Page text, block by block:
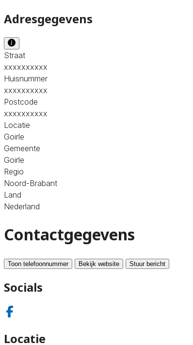
Adresgegevens
Straat
xxxxxxxxxx
Huisnummer
xxxxxxxxxx
Postcode
xxxxxxxxxx
Locatie
Goirle
Gemeente
Goirle
Regio
Noord-Brabant
Land
Nederland
Contactgegevens
Toon telefoonnummer Bekijk website Stuur bericht
Socials
Locatie